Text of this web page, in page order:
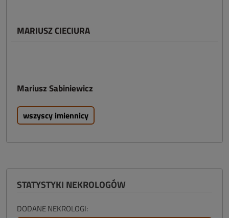
MARIUSZ CIECIURA
Mariusz Sabiniewicz
wszyscy imiennicy
STATYSTYKI NEKROLOGÓW
DODANE NEKROLOGI: